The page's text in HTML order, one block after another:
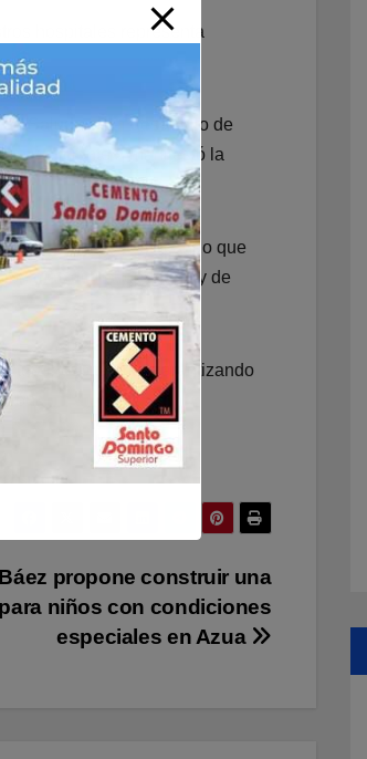
hospitales representa
Salud con el desarrollo de
y eficiente», manifestó la
de salud, destacando que
más digna, oportuna y de
hospitalaria, garantizando
propone construir una
niños con condiciones
especiales en Azua